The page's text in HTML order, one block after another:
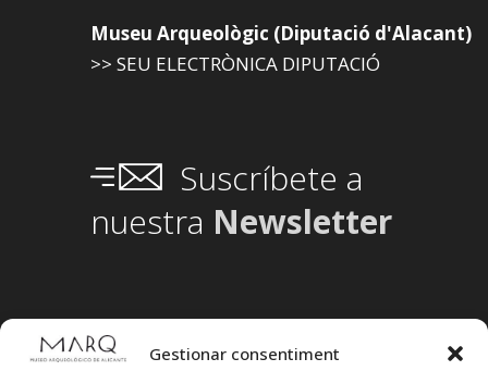
Gestionar consentiment
Museu Arqueològic (Diputació d'Alacant)
>> SEU ELECTRÒNICA DIPUTACIÓ
Suscríbete a
nuestra Newsletter